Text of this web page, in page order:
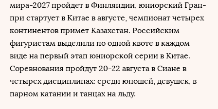
мира-2027 пройдет в Финляндии, юниорский Гран-
при стартует в Китае в августе, чемпионат четырех
континентов примет Казахстан. Российским
фигуристам выделили по одной квоте в каждом
виде на первый этап юниорской серии в Китае.
Соревнования пройдут 20-22 августа в Сиане в
четырех дисциплинах: среди юношей, девушек, в
парном катании и танцах на льду.